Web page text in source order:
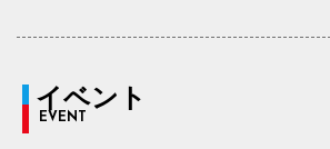
イベント
EVENT